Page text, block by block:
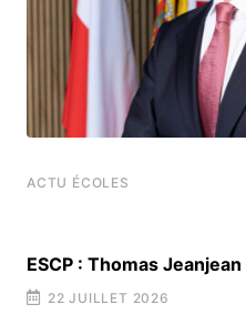
ACTU ÉCOLES
ESCP : Thomas
22 JUILLET 2026